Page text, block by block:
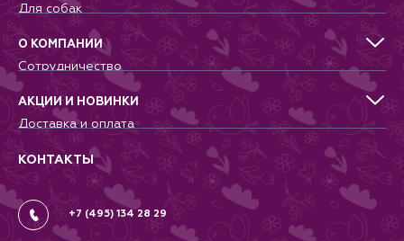
Для собак
Для кошек
Для грызунов
Для птиц
Аквариумистика, пруд, море
Террариумистика
О КОМПАНИИ
Сотрудничество
Питомникам
Добрые дела
Новости
Контакты
Вопрос-Ответ
АКЦИИ И НОВИНКИ
Доставка и оплата
Гарантии и возврат
Вакансии
Политика
Соглашение
КОНТАКТЫ
+7 (495) 134 28 29